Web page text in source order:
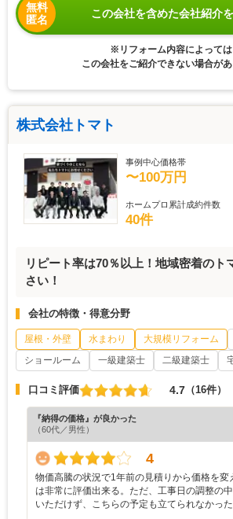
無料
匿名
この会社を含めた会社紹介
※リフォーム内容によっては
この会社をご紹介できない場合があ
株式会社トマト
事例中心価格帯
〜100万円
ホームプロ累計成約件数
40件
リピート率は70％以上！地域密着のト
さい！
会社の特徴・得意分野
屋根・外壁 水まわり 大規模リフォーム
ショールーム
一級建築士 二級建築士
口コミ評価 4.7 （16件）
『納得の価格』が良かった
（60代／男性）
4
物価高騰の状況で1年前の見積りから価格を変
は非常に評価出来る。ただ、工事日の調整の
いただけず、こちらの予定も立てられなかっ